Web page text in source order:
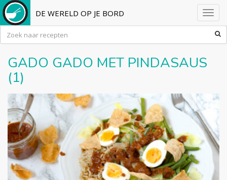
DE WERELD OP JE BORD
GADO GADO MET PINDASAUS
(1)